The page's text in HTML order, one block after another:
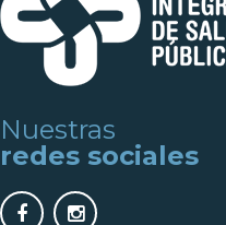
Nuestras
redes sociales